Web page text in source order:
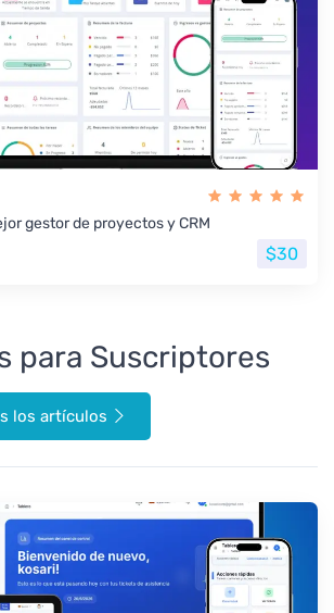
gestor de proyectos y CRM
$30
para Suscriptores
los artículos